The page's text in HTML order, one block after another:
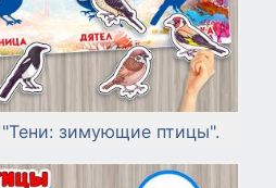
"Тени: зимующие птицы".